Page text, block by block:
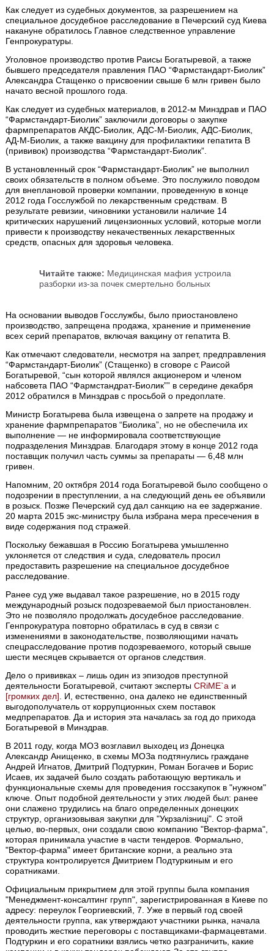
Как следует из судебных документов, за разрешением на
специальное досудебное расследование в Печерский суд Киева
накануне обратилось Главное следственное управление
Генпрокуратуры.
Уголовное производство против Раисы Богатыревой, а также
бывшего председателя правления ПАО “Фармстандарт-Биолик”
Александра Стащенко о присвоении свыше 6 млн гривен было
начато весной прошлого года.
Как следует из судебных материалов, в 2012-м Минздрав и ПАО
“Фармстандарт-Биолик” заключили договоры о закупке
фармпрепаратов АКДС-Биолик, АДС-М-Биолик, АДС-Биолик,
АД-М-Биолик, а также вакцину для профилактики гепатита В
(прививок) производства “Фармстандарт-Биолик”.
В установленный срок “Фармстандарт-Биолик” не выполнил
своих обязательств в полном объеме. Это послужило поводом
для внеплановой проверки компании, проведенную в конце
2012 года Госслужбой по лекарственным средствам. В
результате ревизии, чиновники установили наличие 14
критических нарушений лицензионных условий, которые могли
привести к производству некачественных лекарственных
средств, опасных для здоровья человека.
Читайте также: Медицинская мафия устроила
разборки из-за почек смертельно больных
На основании выводов Госслужбы, было приостановлено
производство, запрещена продажа, хранение и применение
всех серий препаратов, включая вакцину от гепатита В.
Как отмечают следователи, несмотря на запрет, предправления
“Фармстандарт-Биолик” (Стащенко) в сговоре с Раисой
Богатыревой, “сын которой являлся акционером и членом
набсовета ПАО “Фармстандрат-Биолик”” в середине декабря
2012 обратился в Минздрав с просьбой о предоплате.
Министр Богатырева была извещена о запрете на продажу и
хранение фармпрепаратов “Биолика”, но не обеспечила их
выполнение — не информировала соответствующие
подразделения Минздрав. Благодаря этому в конце 2012 года
поставщик получил часть суммы за препараты — 6,48 млн
гривен.
Напомним, 20 октября 2014 года Богатыревой было сообщено о
подозрении в преступлении, а на следующий день ее объявили
в розыск. Позже Печерский суд дал санкцию на ее задержание.
20 марта 2015 экс-министру была избрана мера пресечения в
виде содержания под стражей.
Поскольку бежавшая в Россию Богатырева умышленно
уклоняется от следствия и суда, следователь просил
предоставить разрешение на специальное досудебное
расследование.
Ранее суд уже выдавал такое разрешение, но в 2015 году
международный розыск подозреваемой был приостановлен.
Это не позволяло продолжать досудебное расследование.
Генпрокуратура повторно обратилась в суд в связи с
изменениями в законодательстве, позволяющими начать
спецрасследование против подозреваемого, который свыше
шести месяцев скрывается от органов следствия.
Дело о прививках – лишь один из эпизодов преступной
деятельности Богатыревой, считают экспертыCRiME`а и
[громких дел] . И, естественно, она далеко не единственный
выгодополучатель от коррупционных схем поставок
медпрепаратов. Да и история эта началась за год до прихода
Богатыревой в Минздрав.
В 2011 году, когда МОЗ возглавил выходец из Донецка
Александр Анищенко, в схемы МОЗа подтянулись граждане
Андрей Игнатов, Дмитрий Подтуркин, Роман Богачев и Борис
Исаев, их задачей было создать работающую вертикаль и
функциональные схемы для проведения госсзакупок в "нужном"
ключе. Опыт подобной деятельности у этих людей был: ранее
они слажено трудились на благо определенных донецких
структур, организовывая закупки для "Укрзалізниці". С этой
целью, во-первых, они создали свою компанию "Вектор-фарма",
которая принимала участие в части тендеров. Формально,
"Вектор-фарма" имеет британские корни, а реально эта
структура контролируется Дмитрием Подтуркиным и его
соратниками.
Официальным прикрытием для этой группы была компания
"Менеджмент-консалтинг групп", зарегистрированная в Киеве по
адресу: переулок Георгиевский, 7. Уже в первый год своей
деятельности группа, как утверждают участники рынка, начала
проводить жесткие переговоры с поставщиками-фармацевтами.
Подтуркин и его соратники взялись четко разграничить, какие